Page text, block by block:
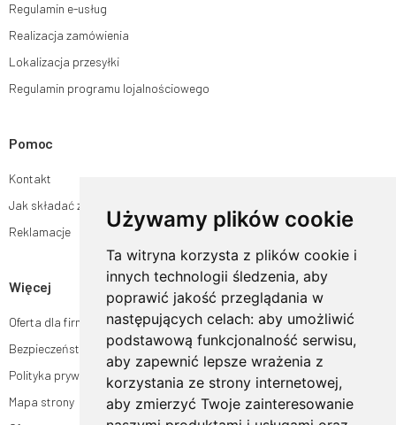
Używamy plików cookie
Ta witryna korzysta z plików cookie i
innych technologii śledzenia, aby
poprawić jakość przeglądania w
następujących celach: aby umożliwić
podstawową funkcjonalność serwisu,
aby zapewnić lepsze wrażenia z
korzystania ze strony internetowej,
aby zmierzyć Twoje zainteresowanie
Regulamin e-usług
Realizacja zamówienia
Lokalizacja przesyłki
Regulamin programu lojalnościowego
Pomoc
Kontakt
Jak składać zamówienia w sklepie ogrodyhildegardy.pl?
Reklamacje
Więcej
Oferta dla firm
Bezpieczeństwo płatności
Polityka prywatności
Mapa strony